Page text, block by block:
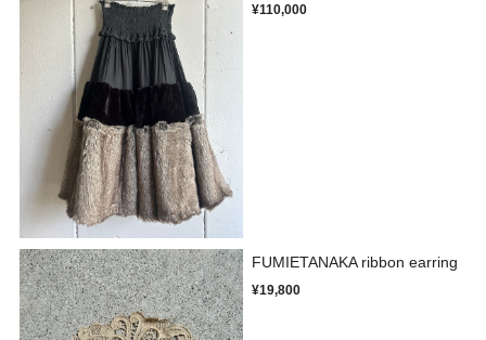
¥110,000
FUMIETANAKA ribbon earring
¥19,800